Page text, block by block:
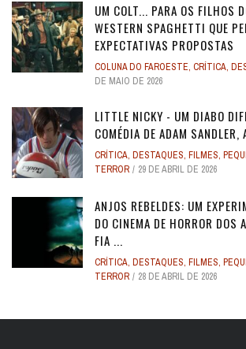
UM COLT... PARA OS FILHOS
WESTERN SPAGHETTI QUE
EXPECTATIVAS PROPOSTAS
COLUNA DO FAROESTE, CRÍTICA,
DE MAIO DE 2026
LITTLE NICKY - UM DIABO
COMÉDIA DE ADAM SANDLER,
CRÍTICA, DESTAQUES, FILMES,
TERROR
29 DE ABRIL DE 2026
ANJOS REBELDES: UM
DO CINEMA DE HORROR DOS
FIA ...
CRÍTICA, DESTAQUES, FILMES,
TERROR
28 DE ABRIL DE 2026